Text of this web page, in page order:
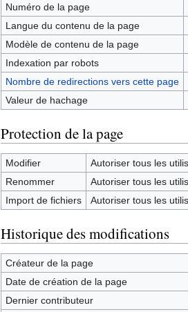
Numéro de la page
Langue du contenu de la page
Modèle de contenu de la page
Indexation par robots
Nombre de redirections vers cette page
Valeur de hachage
Protection de la page
Modifier
Autoriser tous les
Renommer
Autoriser tous les
Import de fichiers
Autoriser tous les
Historique des modifications
Créateur de la page
Date de création de la page
Dernier contributeur